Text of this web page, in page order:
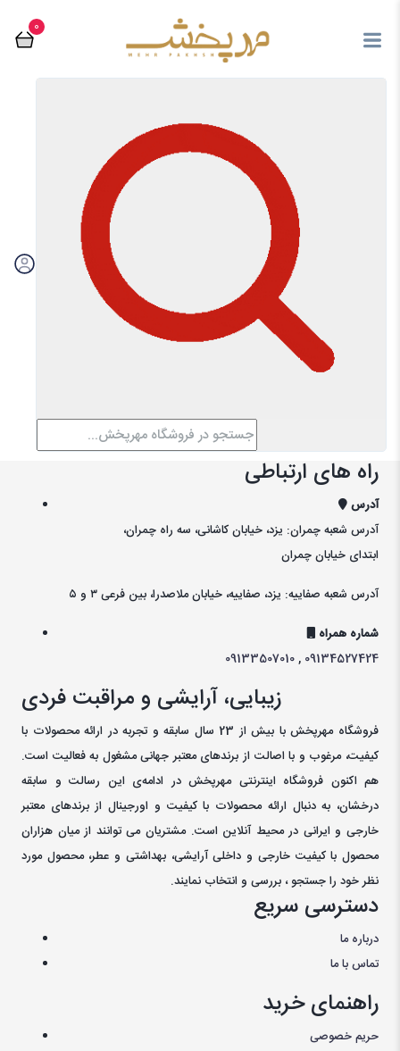
0
فیلتر مرتب سازی بر اساس:
تماس با فروشگاه مهرپخش
از محصولات جدید و فروش ویژه ها با خبر شوید
با ما در ارتباط باشید
راه های ارتباطی
آدرس
آدرس شعبه چمران: یزد، خیابان کاشانی، سه راه چمران،
ابتدای خیابان چمران
آدرس شعبه صفاییه: یزد، صفاییه، خیابان ملاصدرا، بین فرعی ۳ و ۵
شماره همراه
09133507010, 09134527424
زیبایی، آرایشی و مراقبت فردی
فروشگاه مهرپخش با بیش از 23 سال سابقه و تجربه در ارائه محصولات با
کيفيت، مرغوب و با اصالت از برندهای معتبر جهانی مشغول به فعاليت است.
هم اکنون فروشگاه اینترنتی مهرپخش در ادامه‌ی اين رسالت و سابقه
درخشان، به دنبال ارائه محصولات با کيفيت و اورجينال از برندهای معتبر
خارجی و ايرانی در محيط آنلاين است. مشتريان می توانند از ميان هزاران
محصول با کيفيت خارجی و داخلی آرایشی، بهداشتی و عطر، محصول مورد
نظر خود را جستجو ، بررسی و انتخاب نمايند.
دسترسی سریع
درباره ما
تماس با ما
راهنمای خرید
حریم خصوصی